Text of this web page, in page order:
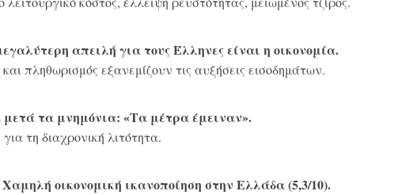
απειλή για τους Έλληνες είναι η οικονομία.
πληθωρισμός εξανεμίζουν τις αυξήσεις εισοδημάτων.
μετά τα μνημόνια: «Τα μέτρα έμειναν».
τη διαχρονική λιτότητα.
οικονομική ικανοποίηση στην Ελλάδα (5,3/10).